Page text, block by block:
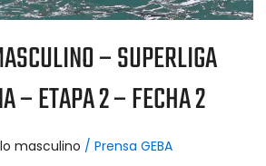
– SUPERLIGA
– ETAPA 2 – FECHA 2
masculino / Prensa GEBA